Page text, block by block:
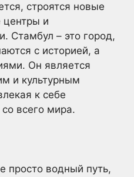
строятся новые
центры и
Стамбул – это город,
с историей, а
Он является
и культурным
к себе
всего мира.
просто водный путь,